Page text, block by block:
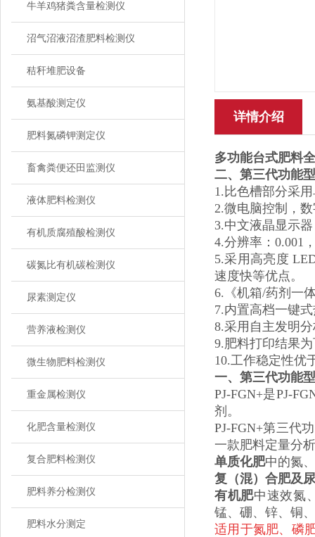
牛羊鸡猪粪含量检测仪
沼气沼液沼渣肥料检测仪
秸秆堆肥设备
氨基酸测定仪
肥料氮磷钾测定仪
畜禽粪便还田监测仪
液体肥料检测仪
有机质腐殖酸检测仪
碳氮比有机碳检测仪
尿素测定仪
营养液检测仪
微生物肥料检测仪
重金属检测仪
化肥含量检测仪
复合肥料检测仪
肥料养分检测仪
肥料水分测定
详情介绍
多功能台式肥料
二、 第三代功能
1.比色槽部分采
2.微电脑控制，
3.中文液晶显示
4.分辨率：0.001
5.采用高亮度
速度快等优点。
6.《机箱/药剂一
7.内置高档一键
8.采用自主发明
9.肥料打印结果
10.工作稳定性优
一、 第三代功能
PJ-FGN+是PJ-
剂。
PJ-FGN+第三代
一款肥料定量分
单质化肥中的氮
复（混）合肥及
有机肥中速效氮
锰、硼、锌、铜
适用于氮肥、磷